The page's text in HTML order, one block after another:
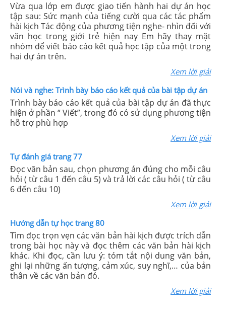
Vừa qua lớp em được giao tiến hành hai dự án học
tập sau: Sức mạnh của tiếng cười qua các tác phẩm
hài kịch Tác động của phương tiện nghe- nhìn đối với
văn học trong giới trẻ hiện nay Em hãy thay mặt
nhóm để viết báo cáo kết quả học tập của một trong
hai dự án trên.
Xem lời giải
Nói và nghe: Trình bày báo cáo kết quả của bài tập dự án
Trình bày báo cáo kết quả của bài tập dự án đã thực
hiện ở phần “ Viết”, trong đó có sử dụng phương tiện
hỗ trợ phù hợp
Xem lời giải
Tự đánh giá trang 77
Đọc văn bản sau, chọn phương án đúng cho mỗi câu
hỏi ( từ câu 1 đến câu 5) và trả lời các câu hỏi ( từ câu
6 đến câu 10)
Xem lời giải
Hướng dẫn tự học trang 80
Tìm đọc trọn vẹn các văn bản hài kịch được trích dẫn
trong bài học này và đọc thêm các văn bản hài kịch
khác. Khi đọc, cần lưu ý: tóm tắt nội dung văn bản,
ghi lại những ấn tượng, cảm xúc, suy nghĩ,… của bản
thân về các văn bản đó.
Xem lời giải